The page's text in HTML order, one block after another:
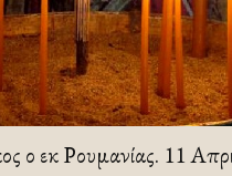
ο εκ Ρουμανίας. 11